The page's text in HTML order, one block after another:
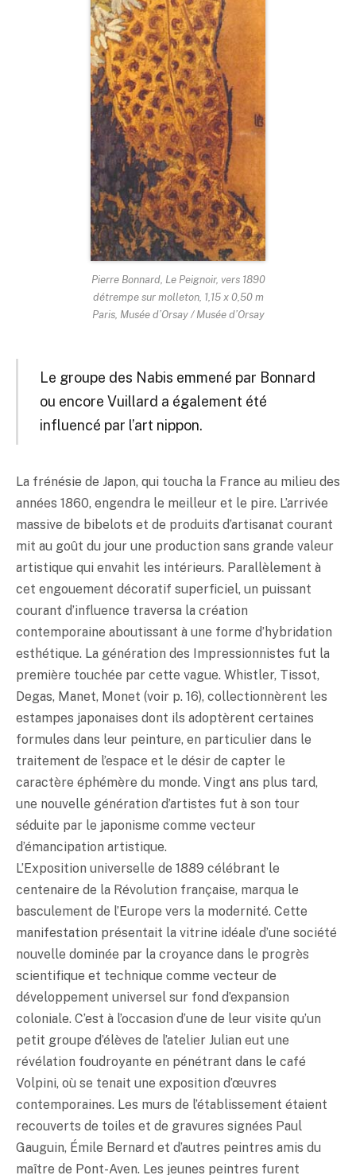
Pierre Bonnard, Le Peignoir, vers 1890
détrempe sur molleton, 1,15 x 0,50 m
Paris, Musée d’Orsay / Musée d’Orsay
Le groupe des Nabis emmené par Bonnard
ou encore Vuillard a également été
influencé par l’art nippon.
La frénésie de Japon, qui toucha la France au milieu des
années 1860, engendra le meilleur et le pire. L’arrivée
massive de bibelots et de produits d’artisanat courant
mit au goût du jour une production sans grande valeur
artistique qui envahit les intérieurs. Parallèlement à
cet engouement décoratif superficiel, un puissant
courant d’influence traversa la création
contemporaine aboutissant à une forme d’hybridation
esthétique. La génération des Impressionnistes fut la
première touchée par cette vague. Whistler, Tissot,
Degas, Manet, Monet (voir p. 16), collectionnèrent les
estampes japonaises dont ils adoptèrent certaines
formules dans leur peinture, en particulier dans le
traitement de l’espace et le désir de capter le
caractère éphémère du monde. Vingt ans plus tard,
une nouvelle génération d’artistes fut à son tour
séduite par le japonisme comme vecteur
d’émancipation artistique.
L’Exposition universelle de 1889 célébrant le
centenaire de la Révolution française, marqua le
basculement de l’Europe vers la modernité. Cette
manifestation présentait la vitrine idéale d’une société
nouvelle dominée par la croyance dans le progrès
scientifique et technique comme vecteur de
développement universel sur fond d’expansion
coloniale. C’est à l’occasion d’une de leur visite qu’un
petit groupe d’élèves de l’atelier Julian eut une
révélation foudroyante en pénétrant dans le café
Volpini, où se tenait une exposition d’œuvres
contemporaines. Les murs de l’établissement étaient
recouverts de toiles et de gravures signées Paul
Gauguin, Émile Bernard et d’autres peintres amis du
maître de Pont-Aven. Les jeunes peintres furent